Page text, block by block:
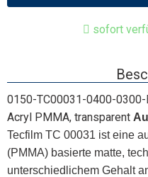
sofort
0150-TC00031-0400-
Acryl PMMA, transparent
Tecfilm TC 00031 ist eine
(PMMA) basierte matte,
unterschiedlichem Gehalt